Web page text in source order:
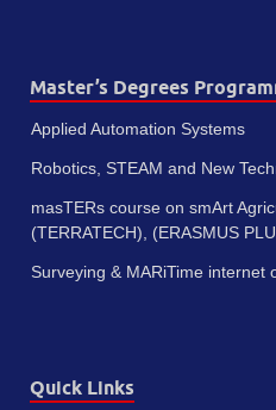
Master’s Degrees
Applied Automation Systems
Robotics, STEAM and New
masTERs course on smArt
(TERRATECH), (ERASMUS
Surveying & MARiTime internet
Quick Links